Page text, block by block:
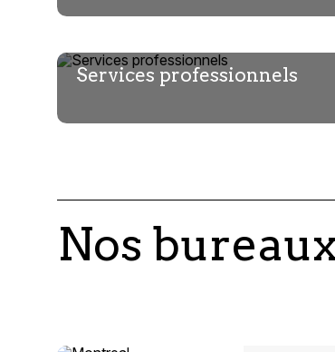
Services professionnels
Nos bureaux